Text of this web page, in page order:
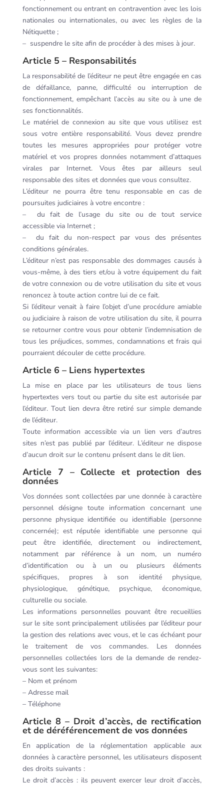
fonctionnement ou entrant en contravention avec les lois
nationales ou internationales, ou avec les règles de la
Nétiquette ;
– suspendre le site afin de procéder à des mises à jour.
Article 5 – Responsabilités
La responsabilité de l’éditeur ne peut être engagée en cas
de défaillance, panne, difficulté ou interruption de
fonctionnement, empêchant l’accès au site ou à une de
ses fonctionnalités.
Le matériel de connexion au site que vous utilisez est
sous votre entière responsabilité. Vous devez prendre
toutes les mesures appropriées pour protéger votre
matériel et vos propres données notamment d’attaques
virales par Internet. Vous êtes par ailleurs seul
responsable des sites et données que vous consultez.
L’éditeur ne pourra être tenu responsable en cas de
poursuites judiciaires à votre encontre :
– du fait de l’usage du site ou de tout service
accessible via Internet ;
– du fait du non-respect par vous des présentes
conditions générales.
L’éditeur n’est pas responsable des dommages causés à
vous-même, à des tiers et/ou à votre équipement du fait
de votre connexion ou de votre utilisation du site et vous
renoncez à toute action contre lui de ce fait.
Si l’éditeur venait à faire l’objet d’une procédure amiable
ou judiciaire à raison de votre utilisation du site, il pourra
se retourner contre vous pour obtenir l’indemnisation de
tous les préjudices, sommes, condamnations et frais qui
pourraient découler de cette procédure.
Article 6 – Liens hypertextes
La mise en place par les utilisateurs de tous liens
hypertextes vers tout ou partie du site est autorisée par
l’éditeur. Tout lien devra être retiré sur simple demande
de l’éditeur.
Toute information accessible via un lien vers d’autres
sites n’est pas publié par l’éditeur. L’éditeur ne dispose
d’aucun droit sur le contenu présent dans le dit lien.
Article 7 – Collecte et protection des
données
Vos données sont collectées par une donnée à caractère
personnel désigne toute information concernant une
personne physique identifiée ou identifiable (personne
concernée); est réputée identifiable une personne qui
peut être identifiée, directement ou indirectement,
notamment par référence à un nom, un numéro
d’identification ou à un ou plusieurs éléments
spécifiques, propres à son identité physique,
physiologique, génétique, psychique, économique,
culturelle ou sociale.
Les informations personnelles pouvant être recueillies
sur le site sont principalement utilisées par l’éditeur pour
la gestion des relations avec vous, et le cas échéant pour
le traitement de vos commandes. Les données
personnelles collectées lors de la demande de rendez-
vous sont les suivantes:
– Nom et prénom
– Adresse mail
– Téléphone
Article 8 – Droit d’accès, de rectification
et de déréférencement de vos données
En application de la réglementation applicable aux
données à caractère personnel, les utilisateurs disposent
des droits suivants :
Le droit d’accès : ils peuvent exercer leur droit d’accès,